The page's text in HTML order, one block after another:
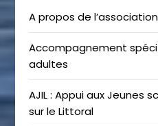
A propos de l’association
Accompagnement
adultes
AJIL : Appui aux Jeunes
sur le Littoral